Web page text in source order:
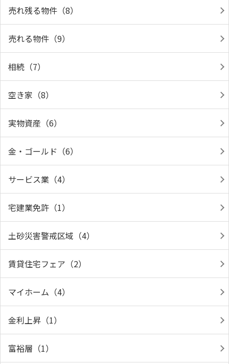
売れ残る物件（8）
売れる物件（9）
相続（7）
空き家（8）
実物資産（6）
金・ゴールド（6）
サービス業（4）
宅建業免許（1）
土砂災害警戒区域（4）
賃貸住宅フェア（2）
マイホーム（4）
金利上昇（1）
富裕層（1）